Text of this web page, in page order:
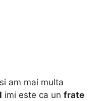
si am mai multa
imi este ca un frate